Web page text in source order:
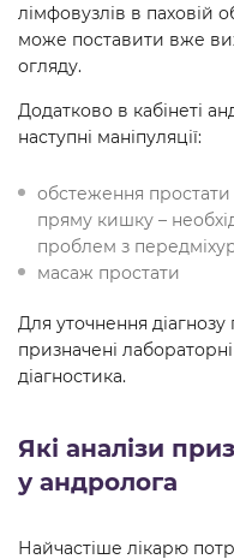
лімфовузлів в паховій
може поставити вже
огляду.
Додатково в кабінеті
наступні маніпуляції:
обстеження
пряму кишку –
проблем з
масаж простати
Для уточнення
призначені
діагностика.
Які аналізи
у андролога
Найчастіше лікарю